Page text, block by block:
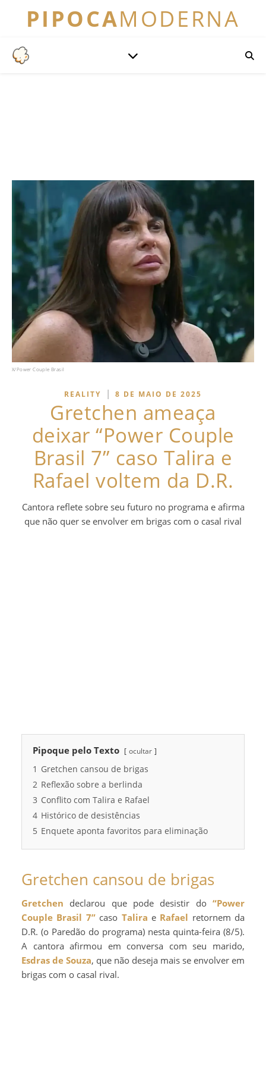
PIPOCAMODERNA
X/Power Couple Brasil
REALITY | 8 DE MAIO DE 2025
Gretchen ameaça
deixar “Power Couple
Brasil 7” caso Talira e
Rafael voltem da D.R.
Cantora reflete sobre seu futuro no programa e afirma
que não quer se envolver em brigas com o casal rival
Pipoque pelo Texto ocultar
1 Gretchen cansou de brigas
2 Reflexão sobre a berlinda
3 Conflito com Talira e Rafael
4 Histórico de desistências
5 Enquete aponta favoritos para eliminação
Gretchen cansou de brigas
Gretchen declarou que pode desistir do “Power
Couple Brasil 7”caso Talira e Rafael retornem da
D.R. (o Paredão do programa) nesta quinta-feira (8/5).
A cantora afirmou em conversa com seu marido,
Esdras de Souza, que não deseja mais se envolver em
brigas com o casal rival.